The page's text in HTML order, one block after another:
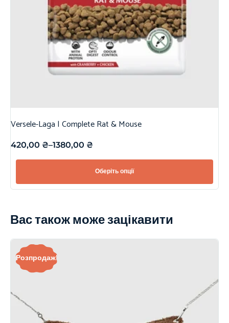
Versele-Laga | Complete Rat & Mouse
420,00 ₴–1380,00 ₴
Оберіть опції
Вас також може зацікавити
Розпродаж!